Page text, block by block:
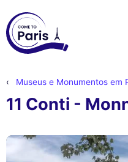
Museus e Monumentos em
11 Conti -